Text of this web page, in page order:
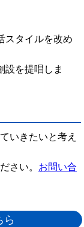
スタイルを改め
設を提唱しま
いきたいと考え
さい。 お問い合
ら